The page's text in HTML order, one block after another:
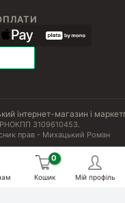
інтернет-магазин і
3109610453.
прав - Михацький Роман
Публічна оферта
та патенти
Кошик Мій профіль